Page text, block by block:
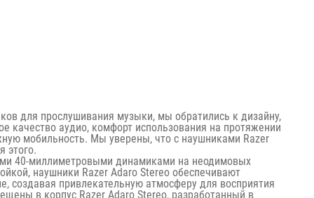
для прослушивания музыки, мы обратились к дизайну,
аудио, комфорт использования на протяжении
мобильность. Мы уверены, что с наушниками Razer
этого.
40-миллиметровыми динамиками на неодимовых
наушники Razer Adaro Stereo обеспечивают
создавая привлекательную атмосферу для восприятия
в корпус Razer Adaro Stereo, разработанный в